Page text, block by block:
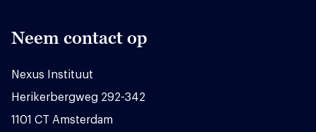
Neem contact op
Nexus Instituut
Herikerbergweg 292-342
1101 CT Amsterdam